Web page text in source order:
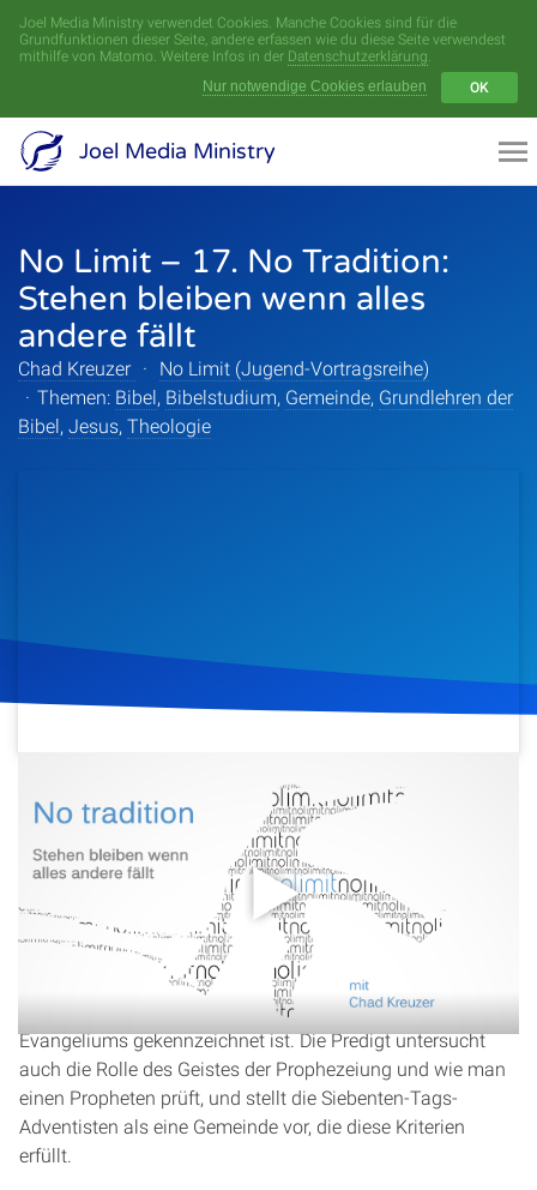
Joel Media Ministry verwendet Cookies. Manche Cookies sind für die
Grundfunktionen dieser Seite, andere erfassen wie du diese Seite verwendest
mithilfe von Matomo. Weitere Infos in der Datenschutzerklärung.
Nur notwendige Cookies erlauben
OK
Joel Media Ministry
No Limit – 17. No Tradition:
Stehen bleiben wenn alles
andere fällt
Chad Kreuzer ·
No Limit (Jugend-Vortragsreihe)
· Themen: Bibel, Bibelstudium, Gemeinde, Grundlehren der
Bibel, Jesus, Theologie
26. November 2015 Klicks Download
In dieser Predigt wird die Bedeutung von Traditionen im
Gegensatz zu Gottes Wort beleuchtet. Es wird erklärt, wie
die Endzeitgemeinde Gottes durch das Halten der Gebote,
das Zeugnis Jesu und die weltweite Verbreitung des
Evangeliums gekennzeichnet ist. Die Predigt untersucht
auch die Rolle des Geistes der Prophezeiung und wie man
einen Propheten prüft, und stellt die Siebenten-Tags-
Adventisten als eine Gemeinde vor, die diese Kriterien
erfüllt.
Menü
Videoarchiv
Serien
Sprecher
Themen
Spenden